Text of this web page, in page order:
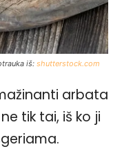
iš: shutterstock.com
arbata
tik tai, iš ko ji